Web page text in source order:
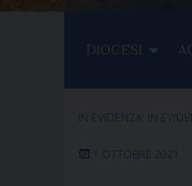
DIOCESI
IN EVIDENZA IN
1 OTTOBRE 2021